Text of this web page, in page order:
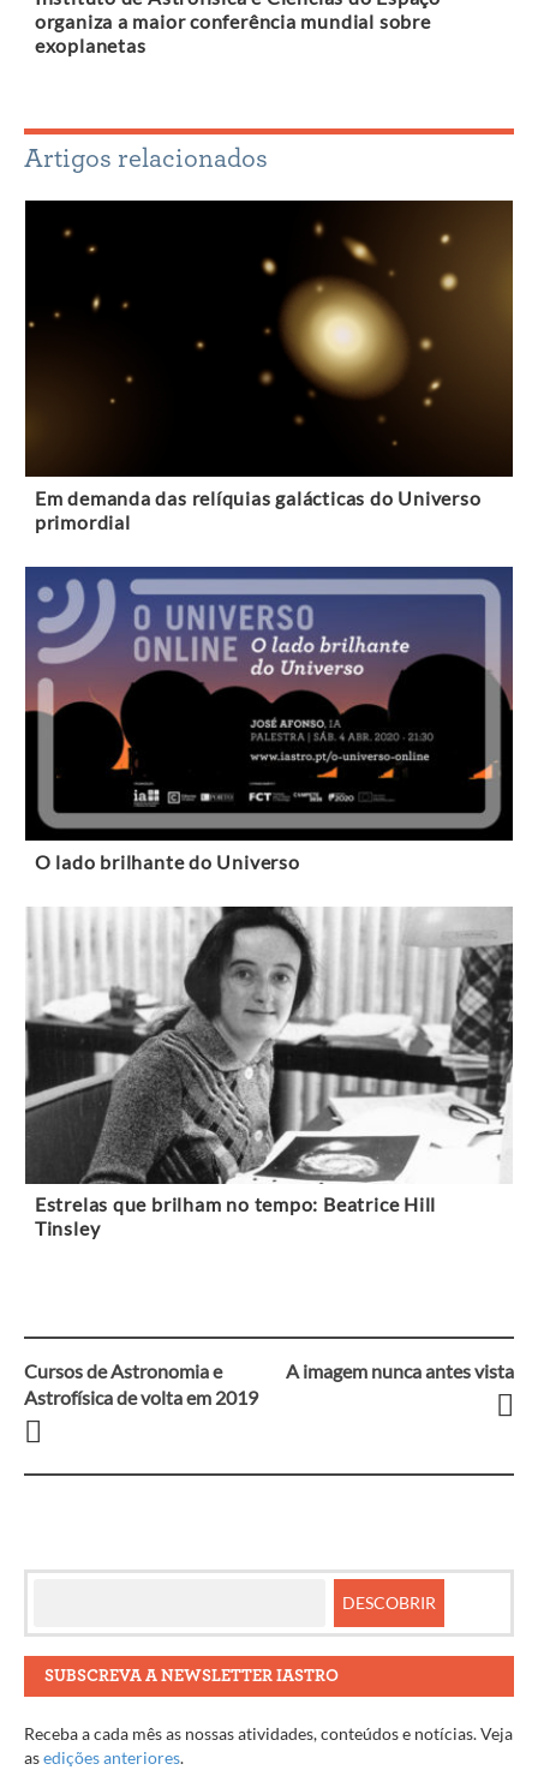
organiza a maior conferência mundial sobre
exoplanetas
Artigos relacionados
Em demanda das relíquias galácticas do Universo
primordial
O lado brilhante do Universo
Estrelas que brilham no tempo: Beatrice Hill
Tinsley
Navegação
entre
artigos
Cursos de Astronomia e
Astrofísica de volta em 2019
A imagem nunca antes vista
SUBSCREVA A NEWSLETTER IASTRO
Receba a cada mês as nossas atividades, conteúdos e notícias. Veja
asedições anteriores.